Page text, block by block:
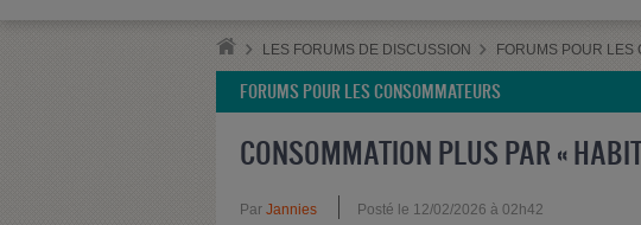
LES FORUMS DE DISCUSSION FORUMS POUR LES
FORUMS POUR LES CONSOMMATEURS
CONSOMMATION PLUS PAR «
Par Jannies Posté le 12/02/2026 à 02h42